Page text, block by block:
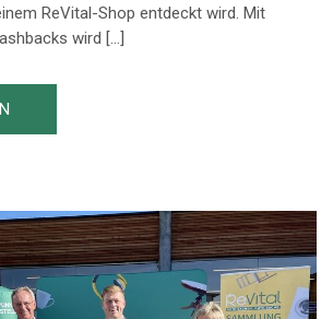
ReVital-Shop entdeckt wird. Mit
wird […]